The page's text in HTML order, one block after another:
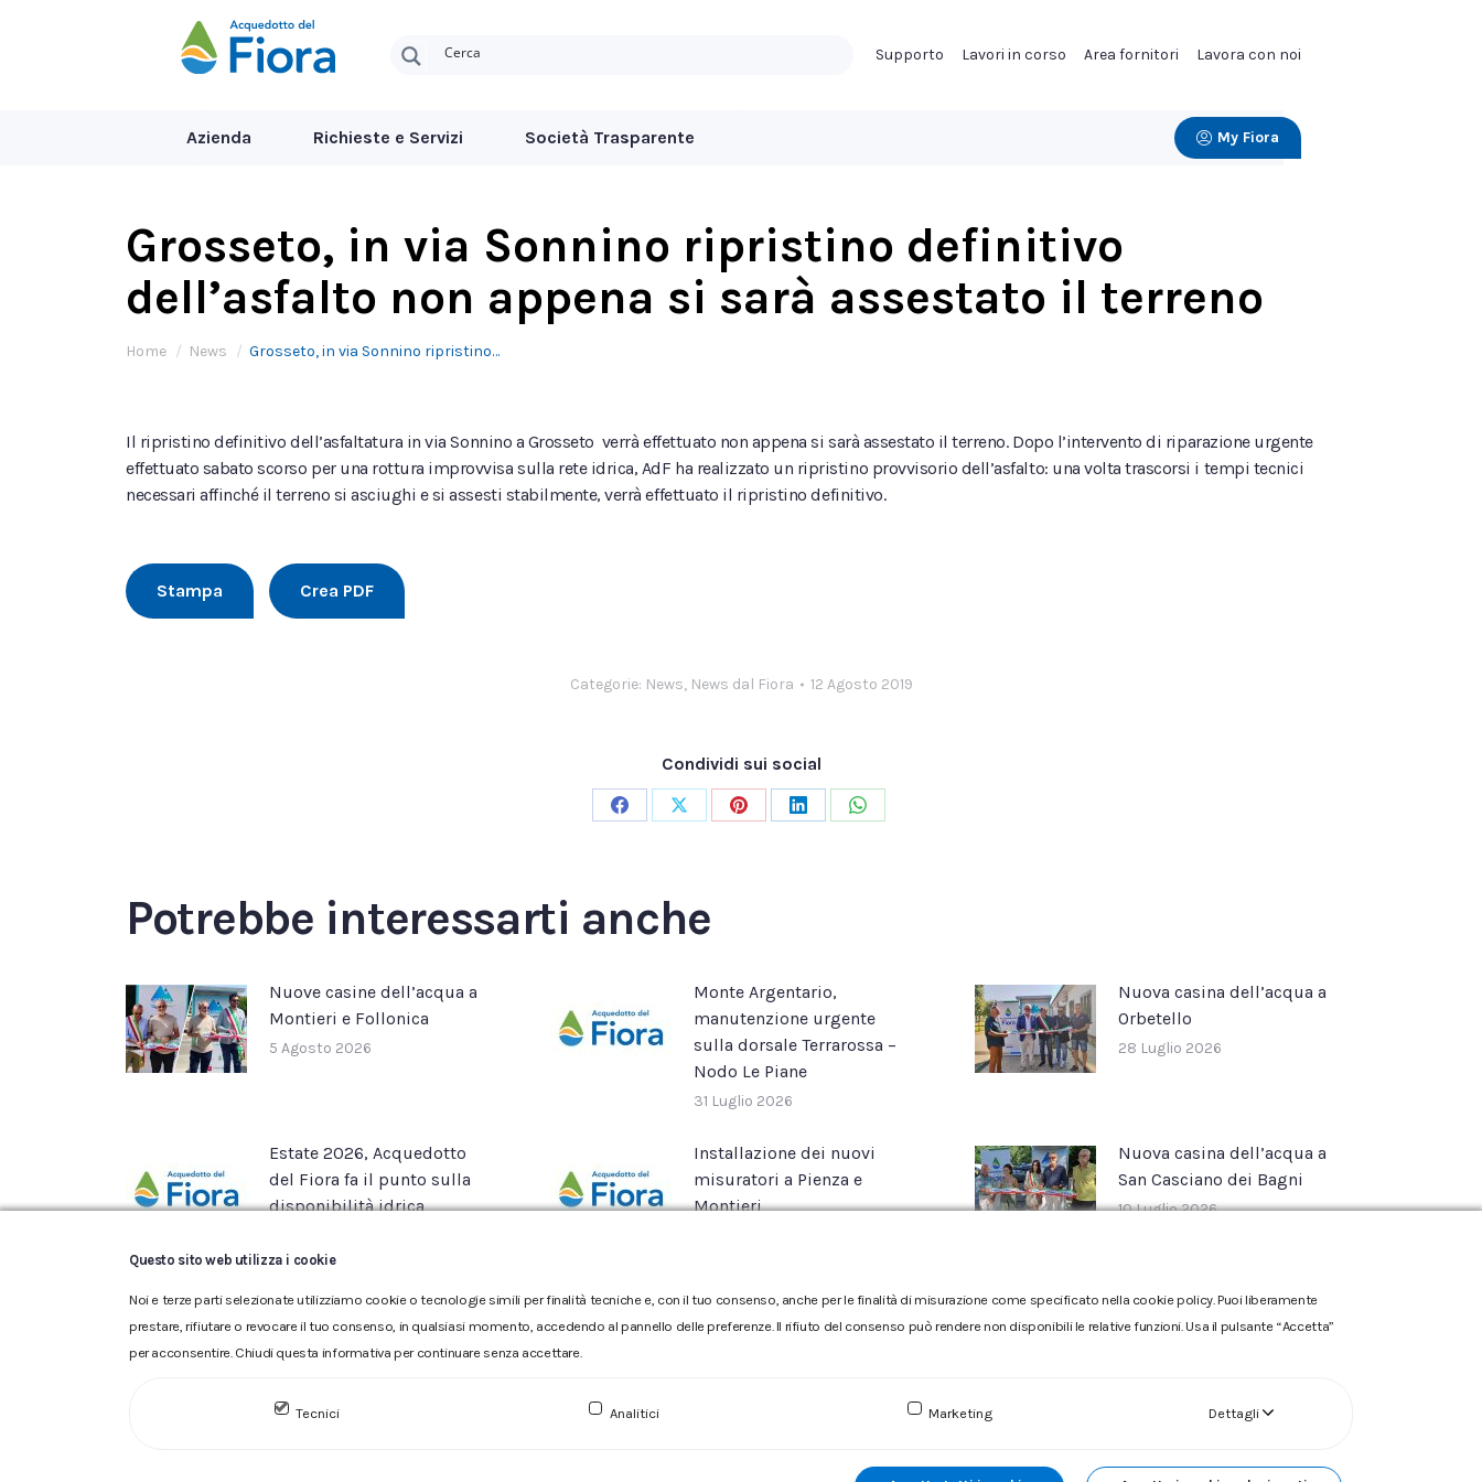
Supporto Lavori in corso Area fornitori Lavora con noi
Azienda Richieste e Servizi Società Trasparente My Fiora
Grosseto, in via Sonnino ripristino definitivo
dell’asfalto non appena si sarà assestato il terreno
Tu sei qui:
Home News Grosseto, in via Sonnino ripristino…
Il ripristino definitivo dell’asfaltatura in via Sonnino a Grosseto verrà effettuato non appena si sarà assestato il terreno. Dopo l’intervento di riparazione urgente
effettuato sabato scorso per una rottura improvvisa sulla rete idrica, AdF ha realizzato un ripristino provvisorio dell’asfalto: una volta trascorsi i tempi tecnici
necessari affinché il terreno si asciughi e si assesti stabilmente, verrà effettuato il ripristino definitivo.
Stampa Crea PDF
Categorie: News, News dal Fiora 12 Agosto 2019
Condividi sui social
CondividiCondividiCondividiCondividiCondividi
Potrebbe interessarti anche
Nuove casine dell’acqua a
Montieri e Follonica
5 Agosto 2026
Monte Argentario,
manutenzione urgente
sulla dorsale Terrarossa –
Nodo Le Piane
31 Luglio 2026
Nuova casina dell’acqua a
Orbetello
28 Luglio 2026
Estate 2026, Acquedotto
del Fiora fa il punto sulla
disponibilità idrica
Installazione dei nuovi
misuratori a Pienza e
Montieri
Nuova casina dell’acqua a
San Casciano dei Bagni
10 Luglio 2026
Glossario Reclamo pdf
Questo sito web utilizza i cookie
Noi e terze parti selezionate utilizziamo cookie o tecnologie simili per finalità tecniche e, con il tuo consenso, anche per le finalità di misurazione come specificato nella cookie policy. Puoi liberamente
prestare, rifiutare o revocare il tuo consenso, in qualsiasi momento, accedendo al pannello delle preferenze. Il rifiuto del consenso può rendere non disponibili le relative funzioni. Usa il pulsante “Accetta”
per acconsentire. Chiudi questa informativa per continuare senza accettare.
Tecnici Analitici Marketing Dettagli